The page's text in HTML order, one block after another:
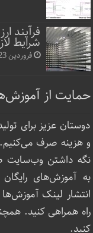
فرآیند
شرایط
فروردین 23, 1400
حمایت از
دوستان عزیز برای
و هزینه صرف می‌کنیم.
نگه داشتن وب‌سایت
به آموزش‌های
انتشار لینک‌
راه همراهی کنید.
کنید.